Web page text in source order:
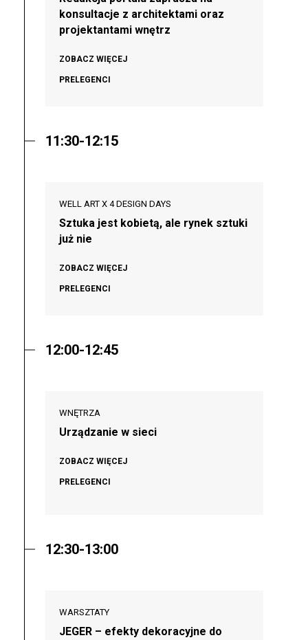
konsultacje z architektami oraz
projektantami wnętrz
ZOBACZ WIĘCEJ
PRELEGENCI
11:30-12:15
WELL ART X 4 DESIGN DAYS
Sztuka jest kobietą, ale rynek sztuki
już nie
ZOBACZ WIĘCEJ
PRELEGENCI
12:00-12:45
WNĘTRZA
Urządzanie w sieci
ZOBACZ WIĘCEJ
PRELEGENCI
12:30-13:00
WARSZTATY
JEGER – efekty dekoracyjne do